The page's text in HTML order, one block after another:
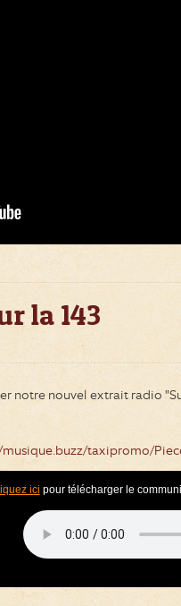
la 143
notre nouvel extrait radio
taxipromo/